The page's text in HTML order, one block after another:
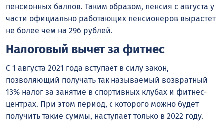
пенсионных баллов. Таким образом, пенсия с августа у
части официально работающих пенсионеров вырастет
не более чем на 296 рублей.
Налоговый вычет за фитнес
С 1 августа 2021 года вступает в силу закон,
позволяющий получать так называемый возвратный
13% налог за занятие в спортивных клубах и фитнес-
центрах. При этом период, с которого можно будет
получить такие суммы, наступает только в 2022 году.